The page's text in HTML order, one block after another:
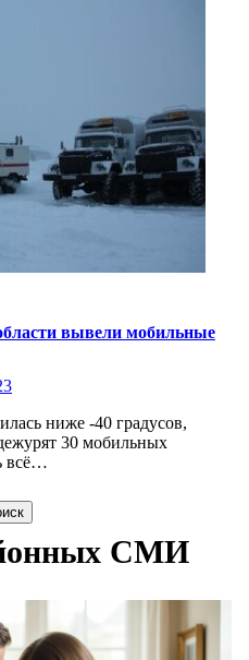
вывели мобильные
ниже -40 градусов,
30 мобильных
всё…